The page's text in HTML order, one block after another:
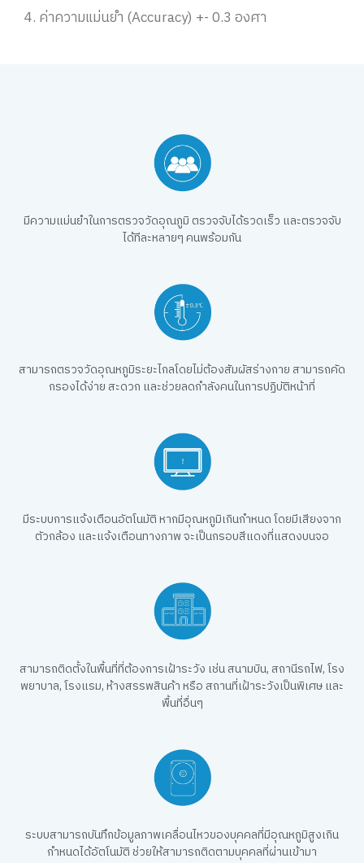
4. ค่าความแม่นยำ (Accuracy) +- 0.3 องศา
มีความแม่นยำในการตรวจวัดอุณภูมิ ตรวจจับได้รวดเร็ว และตรวจจับ
ได้ทีละหลายๆ คนพร้อมกัน
สามารถตรวจวัดอุณหภูมิระยะไกลโดยไม่ต้องสัมผัสร่างกาย สามารถคัด
กรองได้ง่าย สะดวก และช่วยลดกำลังคนในการปฏิบัติหน้าที่
มีระบบการแจ้งเตือนอัตโนมัติ หากมีอุณหภูมิเกินกำหนด โดยมีเสียงจาก
ตัวกล้อง และแจ้งเตือนทางภาพ จะเป็นกรอบสีแดงที่แสดงบนจอ
สามารถติดตั้งในพื้นที่ที่ต้องการเฝ้าระวัง เช่น สนามบิน, สถานีรถไฟ, โรง
พยาบาล, โรงแรม, ห้างสรรพสินค้า หรือ สถานที่เฝ้าระวังเป็นพิเศษ และ
พื้นที่อื่นๆ
ระบบสามารถบันทึกข้อมูลภาพเคลื่อนไหวของบุคคลที่มีอุณหภูมิสูงเกิน
กำหนดได้อัตโนมัติ ช่วยให้สามารถติดตามบุคคลที่ผ่านเข้ามา